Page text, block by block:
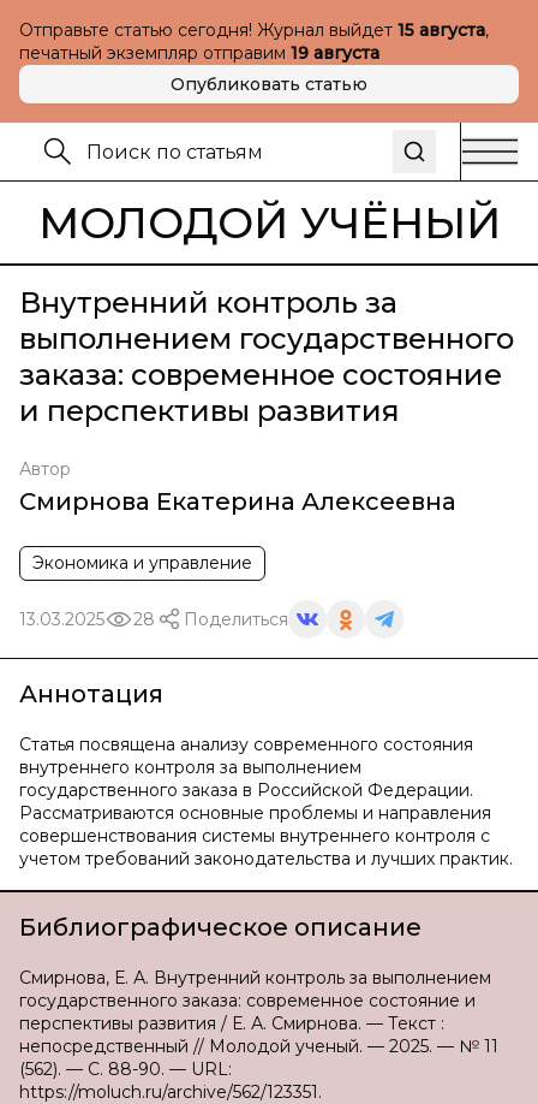
Отправьте статью сегодня! Журнал выйдет 15 августа,
печатный экземпляр отправим 19 августа
Опубликовать статью
МОЛОДОЙ УЧЁНЫЙ
Внутренний контроль за
выполнением государственного
заказа: современное состояние
и перспективы развития
Автор
Смирнова Екатерина Алексеевна
Экономика и управление
13.03.2025 28 Поделиться
Аннотация
Статья посвящена анализу современного состояния
внутреннего контроля за выполнением
государственного заказа в Российской Федерации.
Рассматриваются основные проблемы и направления
совершенствования системы внутреннего контроля с
учетом требований законодательства и лучших практик.
Библиографическое описание
Смирнова, Е. А. Внутренний контроль за выполнением
государственного заказа: современное состояние и
перспективы развития / Е. А. Смирнова. — Текст :
непосредственный // Молодой ученый. — 2025. — № 11
(562). — С. 88-90. — URL:
https://moluch.ru/archive/562/123351.